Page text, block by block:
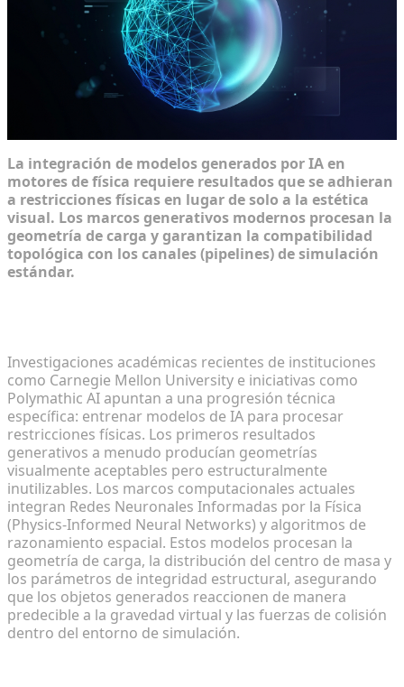
La integración de modelos generados por IA en
motores de física requiere resultados que se adhieran
a restricciones físicas en lugar de solo a la estética
visual. Los marcos generativos modernos procesan la
geometría de carga y garantizan la compatibilidad
topológica con los canales (pipelines) de simulación
estándar.
Investigaciones académicas recientes de instituciones
como Carnegie Mellon University e iniciativas como
Polymathic AI apuntan a una progresión técnica
específica: entrenar modelos de IA para procesar
restricciones físicas. Los primeros resultados
generativos a menudo producían geometrías
visualmente aceptables pero estructuralmente
inutilizables. Los marcos computacionales actuales
integran Redes Neuronales Informadas por la Física
(Physics-Informed Neural Networks) y algoritmos de
razonamiento espacial. Estos modelos procesan la
geometría de carga, la distribución del centro de masa y
los parámetros de integridad estructural, asegurando
que los objetos generados reaccionen de manera
predecible a la gravedad virtual y las fuerzas de colisión
dentro del entorno de simulación.